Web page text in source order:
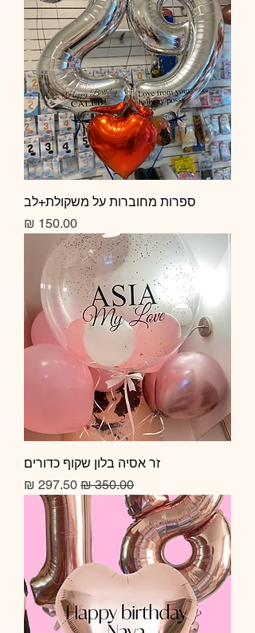
ספרות מחוברות על משקולת+לב
Price
150.00 ₪
זר אסיה בלון שקוף כדורים
Regular Price
350.00 ₪
Sale Price
297.50 ₪